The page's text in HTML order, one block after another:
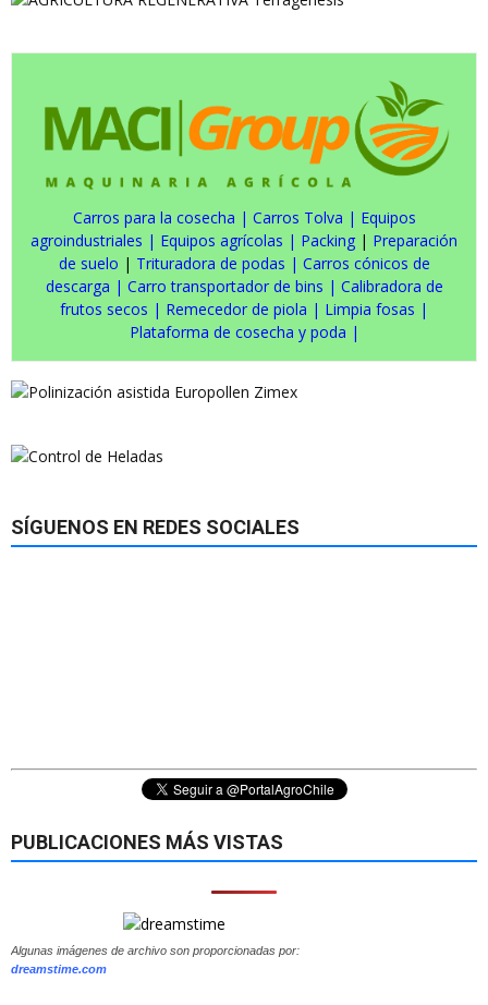
Carros para la cosecha | Carros Tolva | Equipos
agroindustriales | Equipos agrícolas | Packing | Preparación
de suelo | Trituradora de podas | Carros cónicos de
descarga | Carro transportador de bins | Calibradora de
frutos secos | Remecedor de piola | Limpia fosas |
Plataforma de cosecha y poda |
SÍGUENOS EN REDES SOCIALES
PUBLICACIONES MÁS VISTAS
Algunas imágenes de archivo son proporcionadas por:
dreamstime.com